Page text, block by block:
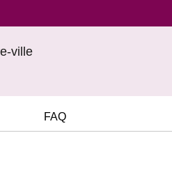
ville
FAQ